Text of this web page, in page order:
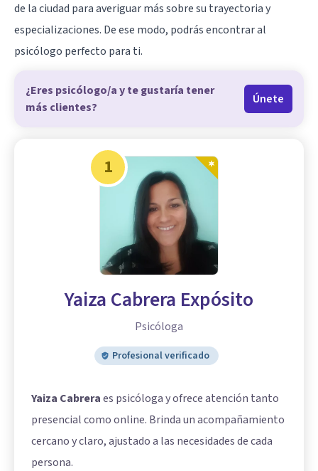
de la ciudad para averiguar más sobre su trayectoria y
especializaciones. De ese modo, podrás encontrar al
psicólogo perfecto para ti.
¿Eres psicólogo/a y te gustaría tener
más clientes?
Únete
1
Yaiza Cabrera Expósito
Psicóloga
Profesional verificado
Yaiza Cabreraes psicóloga y ofrece atención tanto
presencial como online. Brinda un acompañamiento
cercano y claro, ajustado a las necesidades de cada
persona.